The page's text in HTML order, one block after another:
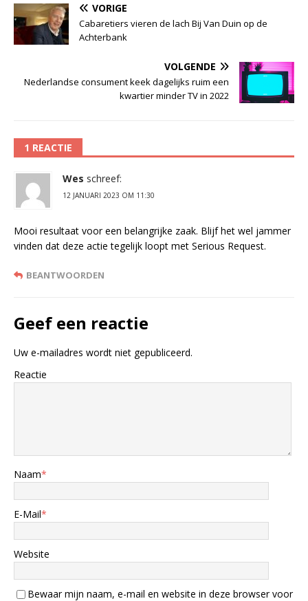
VORIGE
Cabaretiers vieren de lach Bij Van Duin op de
Achterbank
VOLGENDE
Nederlandse consument keek dagelijks ruim een
kwartier minder TV in 2022
1 REACTIE
Wes schreef:
12 JANUARI 2023 OM 11:30
Mooi resultaat voor een belangrijke zaak. Blijf het wel jammer
vinden dat deze actie tegelijk loopt met Serious Request.
BEANTWOORDEN
Geef een reactie
Uw e-mailadres wordt niet gepubliceerd.
Reactie
Naam*
E-Mail*
Website
Bewaar mijn naam, e-mail en website in deze browser voor